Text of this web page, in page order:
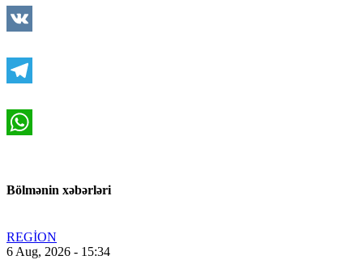
Bölmənin xəbərləri
REGİON
6 Aug, 2026 - 15:34